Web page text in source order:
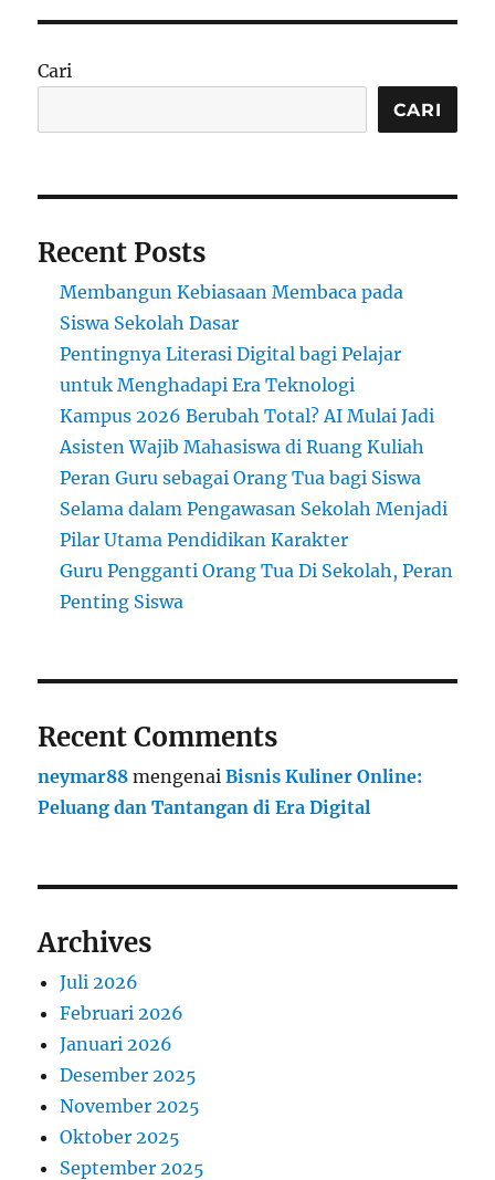
Sistem
Menginspirasi
Cari
CARI
Recent Posts
Membangun Kebiasaan Membaca pada
Siswa Sekolah Dasar
Pentingnya Literasi Digital bagi Pelajar
untuk Menghadapi Era Teknologi
Kampus 2026 Berubah Total? AI Mulai Jadi
Asisten Wajib Mahasiswa di Ruang Kuliah
Peran Guru sebagai Orang Tua bagi Siswa
Selama dalam Pengawasan Sekolah Menjadi
Pilar Utama Pendidikan Karakter
Guru Pengganti Orang Tua Di Sekolah, Peran
Penting Siswa
Recent Comments
neymar88 mengenaiBisnis Kuliner Online:
Peluang dan Tantangan di Era Digital
Archives
Juli 2026
Februari 2026
Januari 2026
Desember 2025
November 2025
Oktober 2025
September 2025